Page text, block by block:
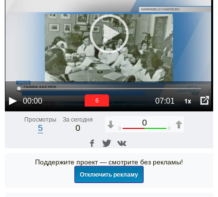
00:00 07:01 1x
6
Просмотры
5
За сегодня
0
0
0 0
Поддержите проект — смотрите без рекламы!
Отключить рекламу